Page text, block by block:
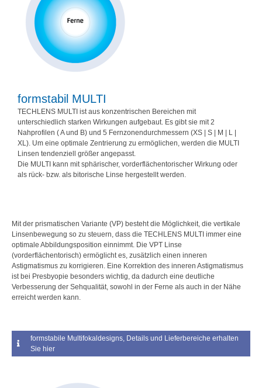
formstabil MULTI
TECHLENS MULTI ist aus konzentrischen Bereichen mit
unterschiedlich starken Wirkungen aufgebaut. Es gibt sie mit 2
Nahprofilen ( A und B) und 5 Fernzonendurchmessern (XS | S | M | L |
XL). Um eine optimale Zentrierung zu ermöglichen, werden die MULTI
Linsen tendenziell größer angepasst.
Die MULTI kann mit sphärischer, vorderflächentorischer Wirkung oder
als rück- bzw. als bitorische Linse hergestellt werden.
Mit der prismatischen Variante (VP) besteht die Möglichkeit, die vertikale
Linsenbewegung so zu steuern, dass die TECHLENS MULTI immer eine
optimale Abbildungsposition einnimmt. Die VPT Linse
(vorderflächentorisch) ermöglicht es, zusätzlich einen inneren
Astigmatismus zu korrigieren. Eine Korrektion des inneren Astigmatismus
ist bei Presbyopie besonders wichtig, da dadurch eine deutliche
Verbesserung der Sehqualität, sowohl in der Ferne als auch in der Nähe
erreicht werden kann.
formstabile Multifokaldesigns, Details und Lieferbereiche erhalten
Sie hier